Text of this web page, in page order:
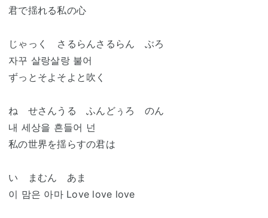
君で揺れる私の心
じゃっく さるらんさるらん ぶろ
자꾸 살랑살랑 불어
ずっとそよそよと吹く
ね せさんうる ふんどぅろ のん
내 세상을 흔들어 넌
私の世界を揺らすの君は
い まむん あま
이 맘은 아마 Love love love